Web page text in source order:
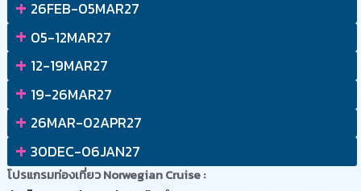
26FEB-05MAR27
+ 05-12MAR27
+ 12-19MAR27
+ 19-26MAR27
+ 26MAR-02APR27
+ 30DEC-06JAN27
โปรแกรมท่องเที่ยว Norwegian Cruise :